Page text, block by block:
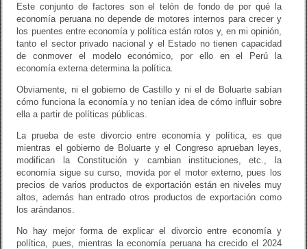
Este conjunto de factores son el telón de fondo de por qué la
economía peruana no depende de motores internos para crecer y
los puentes entre economía y política están rotos y, en mi opinión,
tanto el sector privado nacional y el Estado no tienen capacidad
de conmover el modelo económico, por ello en el Perú la
economía externa determina la política.
Obviamente, ni el gobierno de Castillo y ni el de Boluarte sabían
cómo funciona la economía y no tenían idea de cómo influir sobre
ella a partir de políticas públicas.
La prueba de este divorcio entre economía y política, es que
mientras el gobierno de Boluarte y el Congreso aprueban leyes,
modifican la Constitución y cambian instituciones, etc., la
economía sigue su curso, movida por el motor externo, pues los
precios de varios productos de exportación están en niveles muy
altos, además han entrado otros productos de exportación como
los arándanos.
No hay mejor forma de explicar el divorcio entre economía y
política, pues, mientras la economía peruana ha crecido el 2024